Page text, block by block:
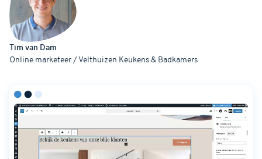
Tim van Dam
Online marketeer / Velthuizen Keukens & Badkamers